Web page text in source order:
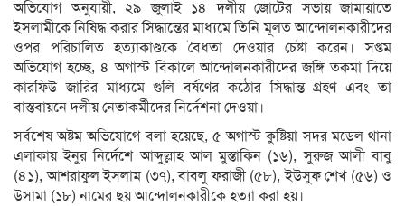
অভিযোগ অনুযায়ী, ২৯ জুলাই ১৪ দলীয় জোটের সভায় জামায়াতে
ইসলামীকে নিষিদ্ধ করার সিদ্ধান্তের মাধ্যমে তিনি মূলত আন্দোলনকারীদের
ওপর পরিচালিত হত্যাকাণ্ডকে বৈধতা দেওয়ার চেষ্টা করেন। সপ্তম
অভিযোগ হচ্ছে, ৪ অগাস্ট বিকালে আন্দোলনকারীদের জঙ্গি তকমা দিয়ে
কারফিউ জারির মাধ্যমে গুলি বর্ষণের কঠোর সিদ্ধান্ত গ্রহণ এবং তা
বাস্তবায়নে দলীয় নেতাকর্মীদের নির্দেশনা দেওয়া।
সর্বশেষ অষ্টম অভিযোগে বলা হয়েছে, ৫ অগাস্ট কুষ্টিয়া সদর মডেল থানা
এলাকায় ইনুর নির্দেশে আব্দুল্লাহ আল মুস্তাকিন (১৬), সুরুজ আলী বাবু
(৪১), আশরাফুল ইসলাম (৩৭), বাবলু ফরাজী (৫৮), ইউসুফ শেখ (৫৬) ও
উসামা (১৮) নামের ছয় আন্দোলনকারীকে হত্যা করা হয়।